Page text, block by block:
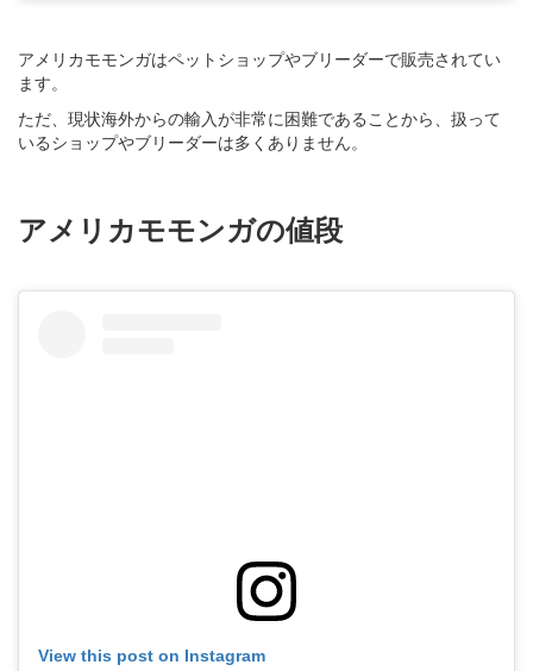
アメリカモモンガはペットショップやブリーダーで販売されてい
ます。
ただ、現状海外からの輸入が非常に困難であることから、扱って
いるショップやブリーダーは多くありません。
アメリカモモンガの値段
View this post on Instagram